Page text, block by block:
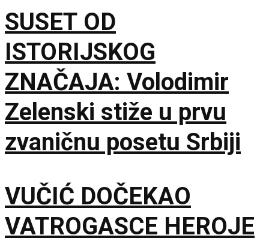
španskog giganta!
SUSET OD
ISTORIJSKOG
ZNAČAJA: Volodimir
Zelenski stiže u prvu
zvaničnu posetu Srbiji
VUČIĆ DOČEKAO
VATROGASCE HEROJE